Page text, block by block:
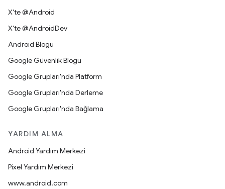
X'te @Android
X'te @AndroidDev
Android Blogu
Google Güvenlik Blogu
Google Grupları'nda Platform
Google Grupları'nda Derleme
Google Grupları'nda Bağlama
YARDIM ALMA
Android Yardım Merkezi
Pixel Yardım Merkezi
www.android.com